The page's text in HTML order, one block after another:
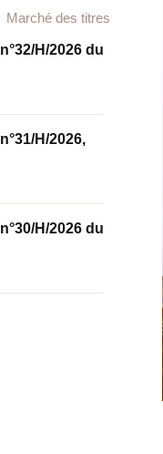
Marché des titres
H/2026 du
H/2026,
H/2026 du